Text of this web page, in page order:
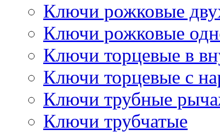
Ключи рожковые
Ключи рожковые
Ключи торцевые в
Ключи торцевые с
Ключи трубные
Ключи трубчатые